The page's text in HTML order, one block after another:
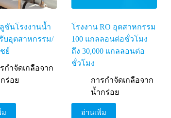
ชันโรงงานน้ำ
บอุตสาหกรรม/
ย์
กำจัดเกลือจาก
ร่อย
ม
โรงงาน RO อุตสาหกรรม
100 แกลลอนต่อชั่วโมง
ถึง 30,000 แกลลอนต่อ
ชั่วโมง
การกำจัดเกลือจาก
น้ำกร่อย
อ่านเพิ่ม